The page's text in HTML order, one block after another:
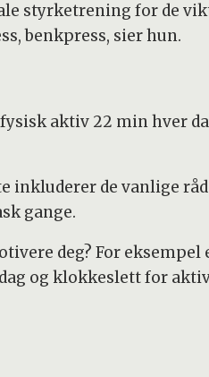
styrketrening for de
benkpress, sier hun.
aktiv 22 min hver
de vanlige
gange.
deg? For
og klokkeslett for